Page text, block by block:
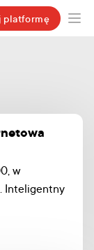
platformę
w
Inteligentny